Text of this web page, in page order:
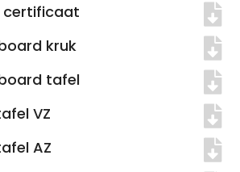
certificaat
kruk
tafel
VZ
AZ